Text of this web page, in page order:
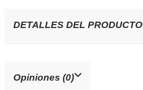
DETALLES DEL PRODUCTO
Opiniones (0)